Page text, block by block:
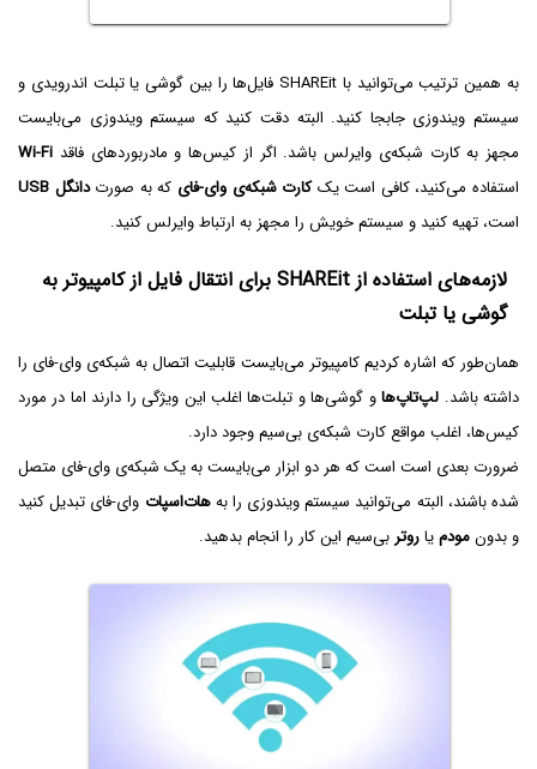
به همین ترتیب می‌توانید با SHAREit فایل‌ها را بین گوشی یا تبلت اندرویدی و
سیستم ویندوزی جابجا کنید. البته دقت کنید که سیستم ویندوزی می‌بایست
مجهز به کارت شبکه‌ی وایرلس باشد. اگر از کیس‌ها و مادربوردهای فاقد Wi-Fi
استفاده می‌کنید، کافی است یککارت شبکه‌ی وای-فای که به صورتدانگل USB
است، تهیه کنید و سیستم خویش را مجهز به ارتباط وایرلس کنید.
لازمه‌های استفاده از SHAREit برای انتقال فایل از کامپیوتر به
گوشی یا تبلت
همان‌طور که اشاره کردیم کامپیوتر می‌بایست قابلیت اتصال به شبکه‌ی وای-فای را
داشته باشد. لپ‌تاپ‌هاو گوشی‌ها و تبلت‌ها اغلب این ویژگی را دارند اما در مورد
کیس‌ها، اغلب مواقع کارت شبکه‌ی بی‌سیم وجود دارد.
ضرورت بعدی است است که هر دو ابزار می‌بایست به یک شبکه‌ی وای-فای متصل
شده باشند، البته می‌توانید سیستم ویندوزی را بههات‌اسپات وای-فای تبدیل کنید
و بدونمودمیاروتر بی‌سیم این کار را انجام بدهید.